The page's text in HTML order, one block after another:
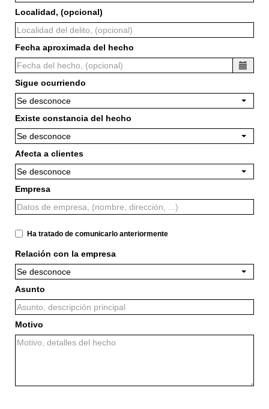
Localidad, (opcional)
Fecha aproximada del hecho
Sigue ocurriendo
Se desconoce
Existe constancia del hecho
Se desconoce
Afecta a clientes
Se desconoce
Empresa
Ha tratado de comunicarlo anteriormente
Relación con la empresa
Se desconoce
Asunto
Motivo